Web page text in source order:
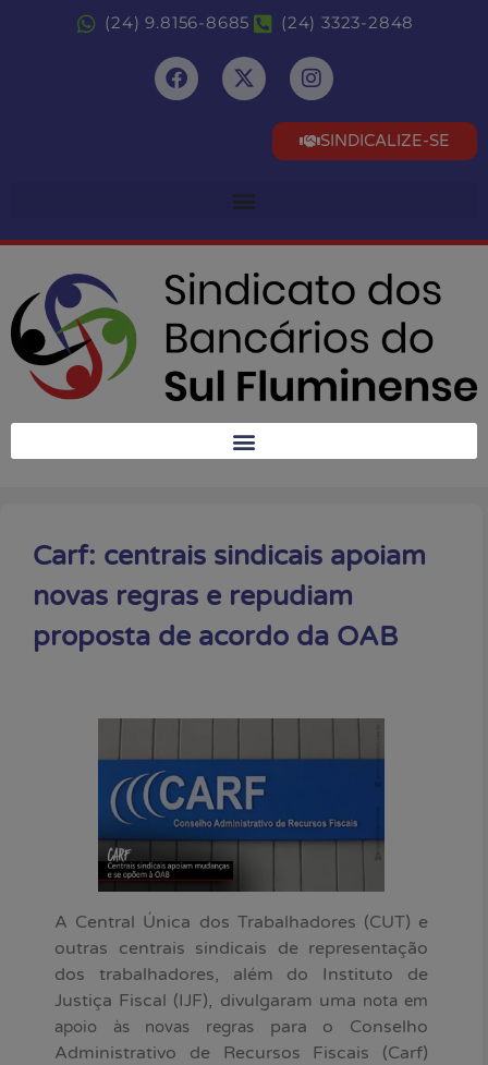
(24) 9.8156-8685 (24) 3323-2848
SINDICALIZE-SE
Carf: centrais sindicais apoiam
novas regras e repudiam
proposta de acordo da OAB
A Central Única dos Trabalhadores (CUT) e
outras centrais sindicais de representação
dos trabalhadores, além do Instituto de
Justiça Fiscal (IJF), divulgaram uma nota em
apoio às novas regras para o Conselho
Administrativo de Recursos Fiscais (Carf)